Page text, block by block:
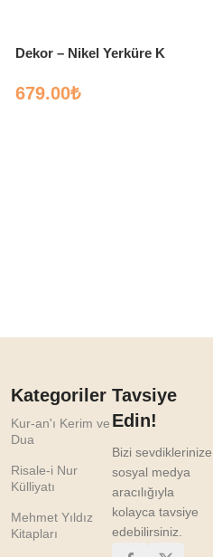
Dekor – Nikel Yerküre K
679.00₺
Kategoriler
Kur-an'ı Kerim ve
Dua
Risale-i Nur
Külliyatı
Mehmet Yıldız
Kitapları
Tavsiye
Edin!
Bizi sevdiklerinize
sosyal medya
aracılığıyla
kolayca tavsiye
edebilirsiniz.